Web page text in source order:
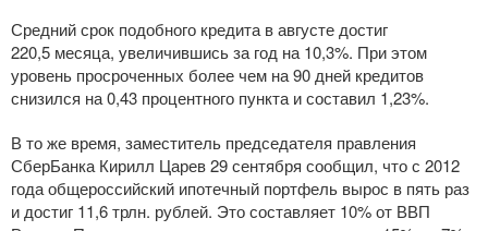
Средний срок подобного кредита в августе достиг
220,5 месяца, увеличившись за год на 10,3%. При этом
уровень просроченных более чем на 90 дней кредитов
снизился на 0,43 процентного пункта и составил 1,23%.
В то же время, заместитель председателя правления
СберБанка Кирилл Царев 29 сентября сообщил, что с 2012
года общероссийский ипотечный портфель вырос в пять раз
и достиг 11,6 трлн. рублей. Это составляет 10% от ВВП